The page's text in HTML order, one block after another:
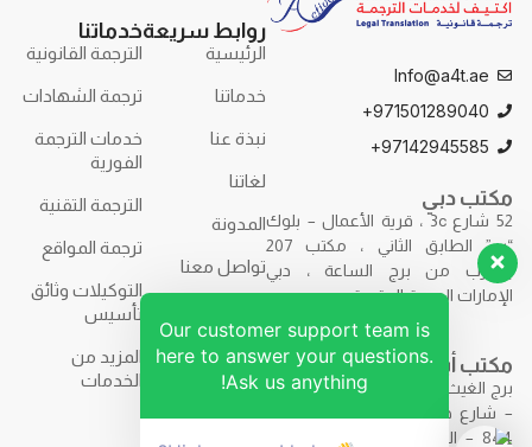
Info@a4t.ae
971501289040+
97142945585+
مكتب دبي
52 شارع 3c ، قرية الأعمال – بلوك
“ب” الطابق الثاني ، مكتب 207
بالقرب من برج الساعة ، دبي
الإمارات العربية المتحدة.
مكتب أبوظبي
برج الغيث – F9R7+7H2 – برج الغيث
– شارع حمدان بن محمد – مكتب
844 – الطابق الثامن – أبوظبي –
روابط سريعة
الرئيسية
خدماتنا
نبذة عنا
لغاتنا
المدونة
تواصل معنا
خدماتنا
الترجمة القانونية
ترجمة الشهادات
خدمات الترجمة
الفورية
الترجمة التقنية
ترجمة المواقع
التوكيلات وثائق
تأسيس
المزيد من
الخدمات
Our customer support team is
here to answer your questions.
Ask us anything!